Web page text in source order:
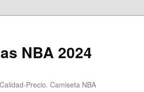
NBA 2024
Precio. Camiseta NBA